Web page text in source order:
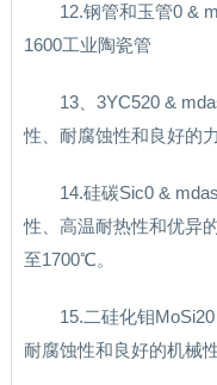
12.钢管和玉管0 &
1600工业陶瓷管
13、3YC520 &
性、耐腐蚀性和良好的
14.硅碳Sic0 &
性、高温耐热性和优异
至1700℃。
15.二硅化钼
耐腐蚀性和良好的机械